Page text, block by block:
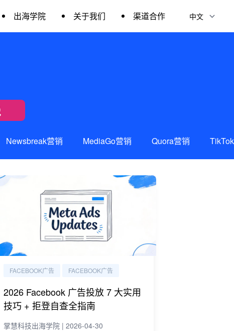
出海学院 关于我们 渠道合作
Newsbreak营销 MediaGo营销 Quora营销
FACEBOOK广告 FACEBOOK广告
2026 Facebook 广告投放 7 大实用
技巧 + 拒登自查全指南
掌慧科技出海学院 | 2026-04-30